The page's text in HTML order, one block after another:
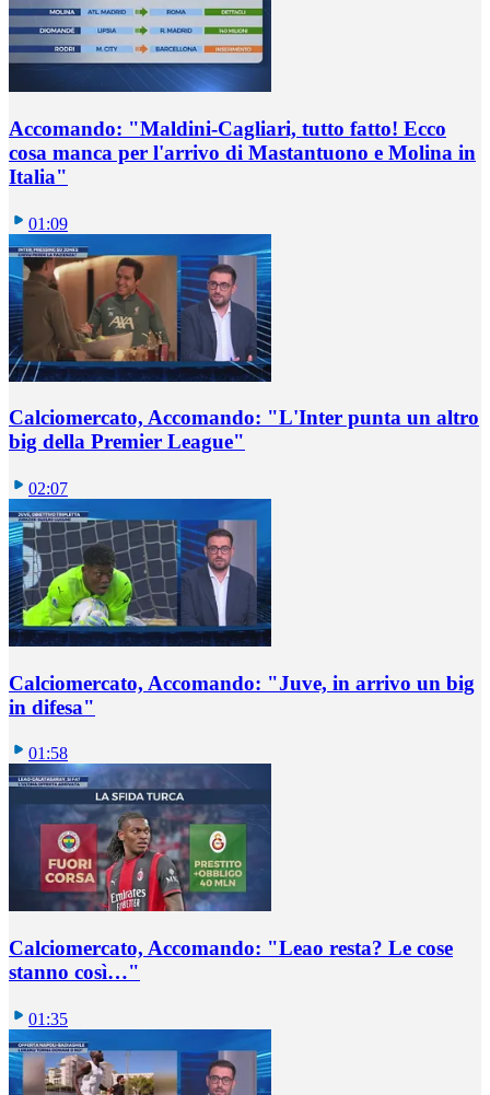
Accomando: "Maldini-Cagliari, tutto fatto! Ecco
cosa manca per l'arrivo di Mastantuono e Molina in
Italia"
01:09
Calciomercato, Accomando: "L'Inter punta un altro
big della Premier League"
02:07
Calciomercato, Accomando: "Juve, in arrivo un big
in difesa"
01:58
Calciomercato, Accomando: "Leao resta? Le cose
stanno così…"
01:35